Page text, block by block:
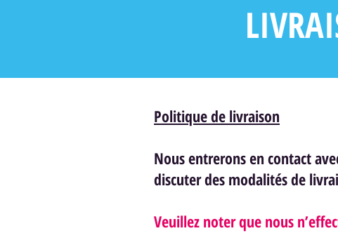
Politique de livraison
Nous entrerons en contact
discuter des modalités de
Veuillez noter que nous